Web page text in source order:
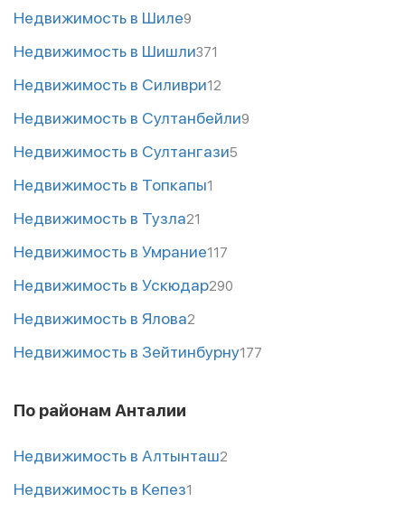
Недвижимость в Шиле9
Недвижимость в Шишли371
Недвижимость в Силиври12
Недвижимость в Султанбейли9
Недвижимость в Султангази5
Недвижимость в Топкапы1
Недвижимость в Тузла21
Недвижимость в Умрание117
Недвижимость в Ускюдар290
Недвижимость в Ялова2
Недвижимость в Зейтинбурну177
По районам Анталии
Недвижимость в Алтынташ2
Недвижимость в Кепез1